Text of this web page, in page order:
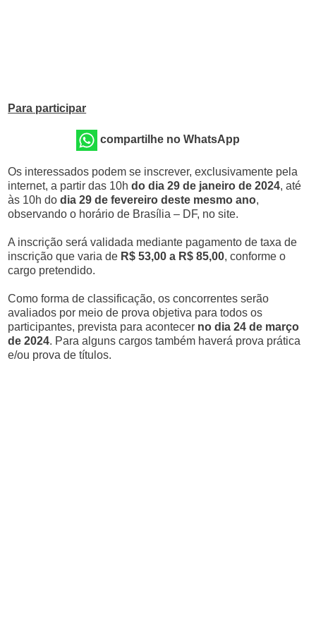
Para participar
compartilhe no WhatsApp
Os interessados podem se inscrever, exclusivamente pela
internet, a partir das 10hdo dia 29 de janeiro de 2024, até
às 10h dodia 29 de fevereiro deste mesmo ano,
observando o horário de Brasília – DF, no site.
A inscrição será validada mediante pagamento de taxa de
inscrição que varia de R$ 53,00 a R$ 85,00, conforme o
cargo pretendido.
Como forma de classificação, os concorrentes serão
avaliados por meio de prova objetiva para todos os
participantes, prevista para acontecer no dia 24 de março
de 2024. Para alguns cargos também haverá prova prática
e/ou prova de títulos.